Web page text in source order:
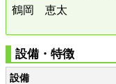
鶴岡 恵太
設備・特徴
設備